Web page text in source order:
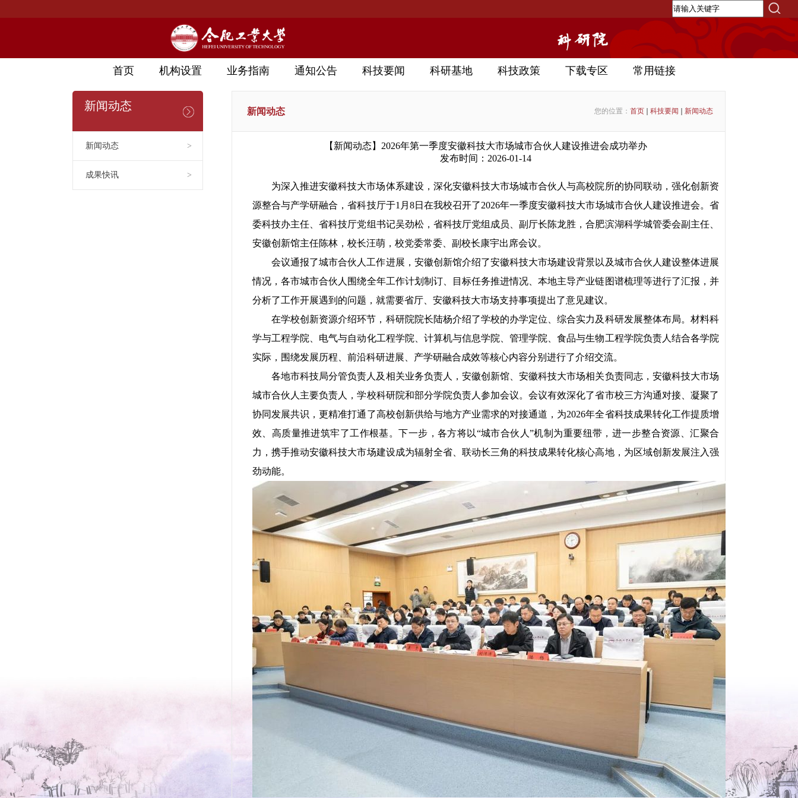
首页 机构设置 业务指南 通知公告 科技要闻 科研基地 科技政策 下载专区 常用链接
新闻动态
新闻动态 >
成果快讯 >
新闻动态 您的位置： 首页 科技要闻 新闻动态
【新闻动态】2026年第一季度安徽科技大市场城市合伙人建设推进会成功举办
发布时间：2026-01-14
为深入推进安徽科技大市场体系建设，深化安徽科技大市场城市合伙人与高校院所的协同联动，强化创新资
源整合与产学研融合，省科技厅于1月8日在我校召开了2026年一季度安徽科技大市场城市合伙人建设推进会。省
委科技办主任、省科技厅党组书记吴劲松，省科技厅党组成员、副厅长陈龙胜，合肥滨湖科学城管委会副主任、
安徽创新馆主任陈林，校长汪萌，校党委常委、副校长康宇出席会议。
会议通报了城市合伙人工作进展，安徽创新馆介绍了安徽科技大市场建设背景以及城市合伙人建设整体进展
情况，各市城市合伙人围绕全年工作计划制订、目标任务推进情况、本地主导产业链图谱梳理等进行了汇报，并
分析了工作开展遇到的问题，就需要省厅、安徽科技大市场支持事项提出了意见建议。
在学校创新资源介绍环节，科研院院长陆杨介绍了学校的办学定位、综合实力及科研发展整体布局。材料科
学与工程学院、电气与自动化工程学院、计算机与信息学院、管理学院、食品与生物工程学院负责人结合各学院
实际，围绕发展历程、前沿科研进展、产学研融合成效等核心内容分别进行了介绍交流。
各地市科技局分管负责人及相关业务负责人，安徽创新馆、安徽科技大市场相关负责同志，安徽科技大市场
城市合伙人主要负责人，学校科研院和部分学院负责人参加会议。会议有效深化了省市校三方沟通对接、凝聚了
协同发展共识，更精准打通了高校创新供给与地方产业需求的对接通道，为2026年全省科技成果转化工作提质增
效、高质量推进筑牢了工作根基。下一步，各方将以“城市合伙人”机制为重要纽带，进一步整合资源、汇聚合
力，携手推动安徽科技大市场建设成为辐射全省、联动长三角的科技成果转化核心高地，为区域创新发展注入强
劲动能。